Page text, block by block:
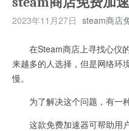
2023年11月27日 steam商店
在Steam商店上寻找心仪的
来越多的人选择，但是网络环
慢。
为了解决这个问题，有一种
这款免费加速器可帮助用